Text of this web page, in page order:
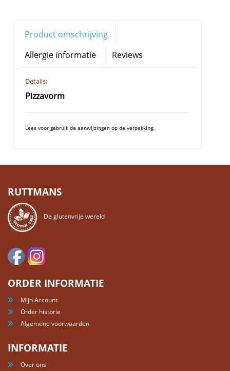
Product omschrijving
Allergie informatie
Reviews
Details:
Pizzavorm
Lees voor gebruik de aanwijzingen op de verpakking.
RUTTMANS
De glutenvrije wereld
ORDER INFORMATIE
Mijn Account
Order historie
Algemene voorwaarden
INFORMATIE
Over ons